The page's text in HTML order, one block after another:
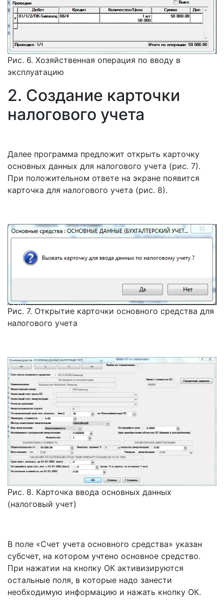
Рис. 6. Хозяйственная операция по вводу в
эксплуатацию
2. Создание карточки
налогового учета
Далее программа предложит открыть карточку
основных данных для налогового учета (рис. 7).
При положительном ответе на экране появится
карточка для налогового учета (рис. 8).
Рис. 7. Открытие карточки основного средства для
налогового учета
Рис. 8. Карточка ввода основных данных
(налоговый учет)
В поле «Счет учета основного средства» указан
субсчет, на котором учтено основное средство.
При нажатии на кнопку ОК активизируются
остальные поля, в которые надо занести
необходимую информацию и нажать кнопку ОК.